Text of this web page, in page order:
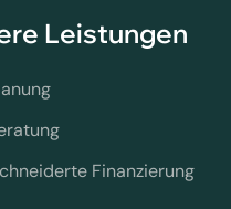
Leistungen
Finanzierung